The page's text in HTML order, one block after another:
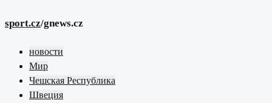
sport.cz/gnews.cz
новости
Мир
Чешская Республика
Швеция